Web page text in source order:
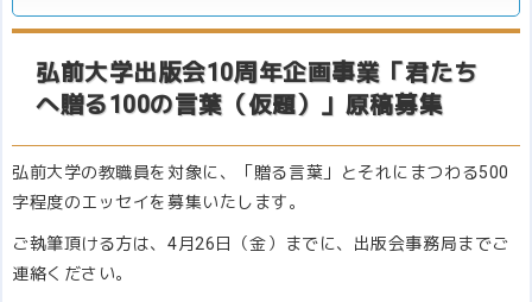
弘前大学出版会10周年企画事業「君たち
へ贈る100の言葉（仮題）」原稿募集
弘前大学の教職員を対象に、「贈る言葉」とそれにまつわる500
字程度のエッセイを募集いたします。
ご執筆頂ける方は、4月26日（金）までに、出版会事務局までご
連絡ください。